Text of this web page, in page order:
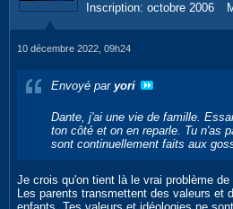
Inscription: octobre 2006
10 décembre 2022, 09h24
Envoyé par yori
Dante, j'ai une vie de famille.
ton côté et on en reparle. Tu n'as
sont continuellement faits aux
Je crois qu'on tient là le vrai problème
Les parents transmettent des valeurs et